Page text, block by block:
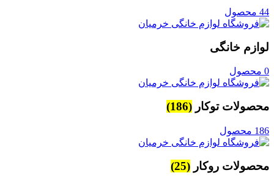
44 محصول
لوازم خانگی
0 محصول
محصولات توکار (186)
186 محصول
محصولات روکار (25)